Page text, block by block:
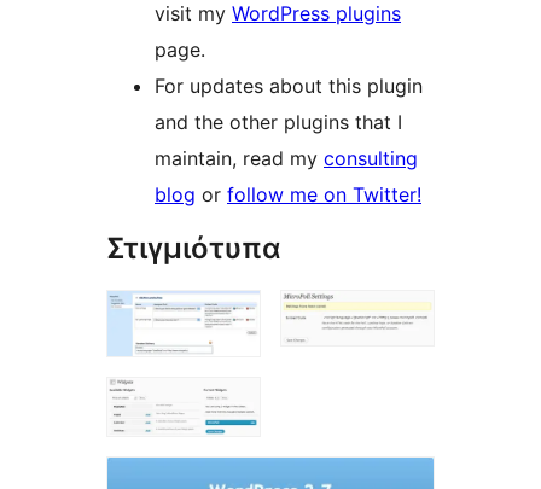
visit my WordPress plugins
page.
For updates about this plugin
and the other plugins that I
maintain, read my consulting
blog or follow me on Twitter!
Στιγμιότυπα